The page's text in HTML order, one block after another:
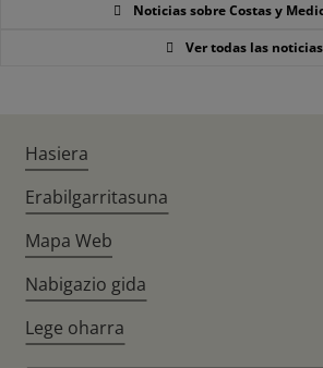
Noticias sobre Costas y
Ver todas las noticias
Hasiera
Erabilgarritasuna
Mapa Web
Nabigazio gida
Lege oharra